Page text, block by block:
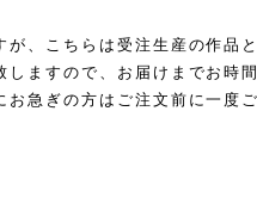
、こちらは受注生産の作品と
しますので、お届けまでお時
急ぎの方はご注文前に一度